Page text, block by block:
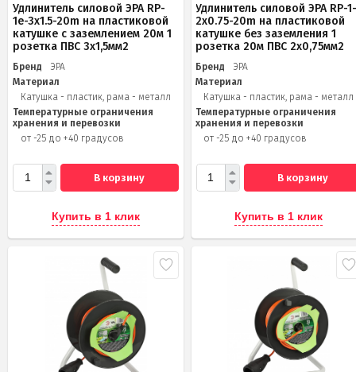
Удлинитель силовой ЭРА RP-
1e-3x1.5-20m на пластиковой
катушке c заземлением 20м 1
розетка ПВС 3х1,5мм2
Бренд
ЭРА
Материал
Катушка - пластик, рама - металл
Температурные ограничения
хранения и перевозки
от -25 до +40 градусов
В корзину
Купить в 1 клик
Удлинитель силовой ЭРА RP-
2x0.75-20m на пластиковой
катушке без заземления 1
розетка 20м ПВС 2х0,75мм2
Бренд
ЭРА
Материал
Катушка - пластик, рама - металл
Температурные ограничения
хранения и перевозки
от -25 до +40 градусов
В корзину
Купить в 1 клик